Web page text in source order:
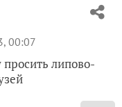
00:07
липово-